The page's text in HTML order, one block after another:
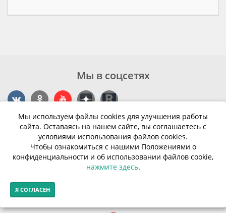
Мы используем файлы cookies для улучшения работы
сайта. Оставаясь на нашем сайте, вы соглашаетесь с
условиями использования файлов cookies.
Чтобы ознакомиться с нашими Положениями о
конфиденциальности и об использовании файлов cookie,
нажмите здесь.
Я СОГЛАСЕН
Мы в соцсетях
Контакты
г. Калининград, ул. Эпроновская, 1
Часы работы: с 10:00 до 20:00
© Финансовая грамотность населения 2013-2026г.